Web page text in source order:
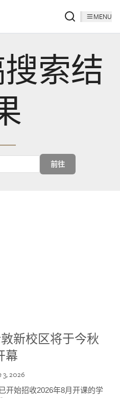
MENU
索结
前往
新校区将于今秋
幕
3, 2026
开始招收2026年8月开课的学